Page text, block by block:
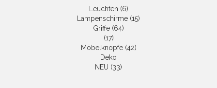
Leuchten (6)
Lampenschirme (15)
Griffe (64)
(17)
Möbelknöpfe (42)
Deko
NEU (33)